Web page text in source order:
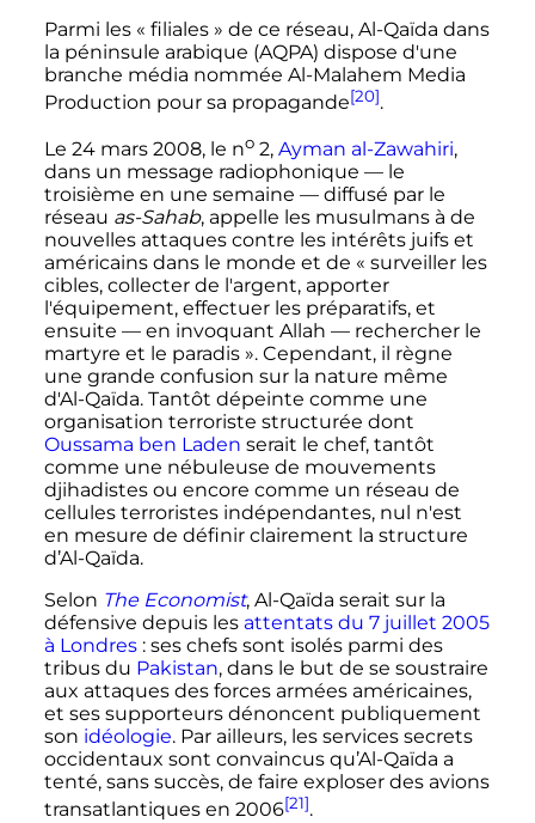
Parmi les « filiales » de ce réseau, Al-Qaïda dans
la péninsule arabique (AQPA) dispose d'une
branche média nommée Al-Malahem Media
Production pour sa propagande[20].
Le 24 mars 2008, le no 2, Ayman al-Zawahiri,
dans un message radiophonique — le
troisième en une semaine —diffusé par le
réseau as-Sahab, appelle les musulmans à de
nouvelles attaques contre les intérêts juifs et
américains dans le monde et de « surveiller les
cibles, collecter de l'argent, apporter
l'équipement, effectuer les préparatifs, et
ensuite — en invoquant Allah —rechercher le
martyre et le paradis ». Cependant, il règne
une grande confusion sur la nature même
d'Al-Qaïda. Tantôt dépeinte comme une
organisation terroriste structurée dont
Oussama ben Laden serait le chef, tantôt
comme une nébuleuse de mouvements
djihadistes ou encore comme un réseau de
cellules terroristes indépendantes, nul n'est
en mesure de définir clairement la structure
d’Al-Qaïda.
Selon The Economist, Al-Qaïda serait sur la
défensive depuis les attentats du 7 juillet 2005
à Londres : ses chefs sont isolés parmi des
tribus du Pakistan, dans le but de se soustraire
aux attaques des forces armées américaines,
et ses supporteurs dénoncent publiquement
son idéologie. Par ailleurs, les services secrets
occidentaux sont convaincus qu’Al-Qaïda a
tenté, sans succès, de faire exploser des avions
transatlantiques en 2006[21].